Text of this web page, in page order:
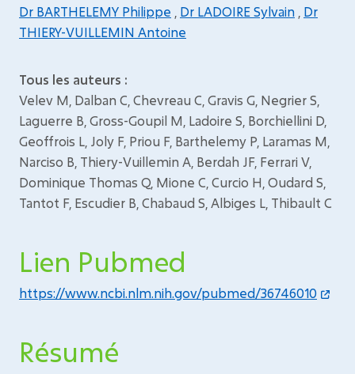
Dr BARTHELEMY Philippe
Dr LADOIRE Sylvain Dr
THIERY-VUILLEMIN Antoine
Tous les auteurs :
Velev M, Dalban C, Chevreau C, Gravis G, Negrier S,
Laguerre B, Gross-Goupil M, Ladoire S, Borchiellini D,
Geoffrois L, Joly F, Priou F, Barthelemy P, Laramas M,
Narciso B, Thiery-Vuillemin A, Berdah JF, Ferrari V,
Dominique Thomas Q, Mione C, Curcio H, Oudard S,
Tantot F, Escudier B, Chabaud S, Albiges L, Thibault C
Lien Pubmed
https://www.ncbi.nlm.nih.gov/pubmed/36746010
Résumé